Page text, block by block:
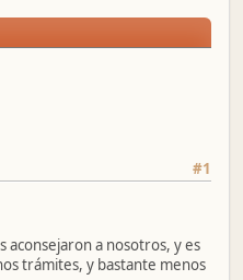
#1
aconsejaron a nosotros, y es
trámites, y bastante menos